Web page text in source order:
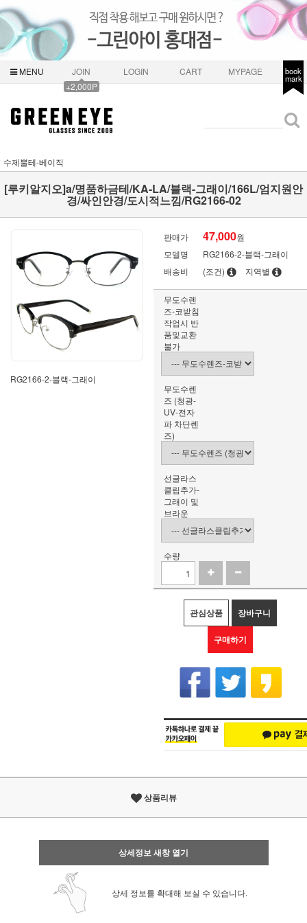
MENU
JOIN
+2,000P
LOGIN CART MYPAGE book
mark
수제뿔테-베이직
[루키알지오]a/명품하금테/KA-LA/블랙-그래이/166L/엄지원안
경/싸인안경/도시적느낌/RG2166-02
RG2166-2-블랙-그래이
판매가 47,000원
모델명
RG2166-2-블랙-그래이
배송비
(조건) 지역별
무도수렌
즈-코받침
작업시 반
품및교환
불가
무도수렌
즈 (청광-
UV-전자
파 차단렌
즈)
선글라스
클립추가-
그래이 및
브라운
수량
관심상품 장바구니
구매하기
상품리뷰
상세정보 새창 열기
상세 정보를 확대해 보실 수 있습니다.